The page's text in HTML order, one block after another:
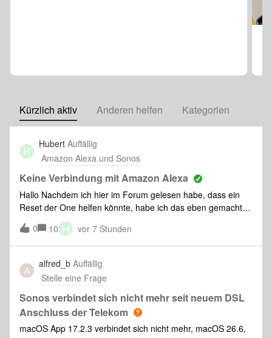
Kürzlich aktiv Anderen helfen Kategorien
H
Hubert Auffällig
Amazon Alexa und Sonos
Keine Verbindung mit Amazon Alexa
Hallo Nachdem ich hier im Forum gelesen habe, dass ein
Reset der One helfen könnte, habe ich das eben gemacht
und sie neu eingerichtet. Die Amazon Alexa App meldet,
dass sie die Sonos One automatisch mit dem Skill Sonos
verbunden hat. Was die App (S1
0 10 H vor 7 Stunden
A
alfred_b Auffällig
Stelle eine Frage
Sonos verbindet sich nicht mehr seit neuem DSL
Anschluss der Telekom
macOS App 17.2.3 verbindet sich nicht mehr, macOS 26.6,